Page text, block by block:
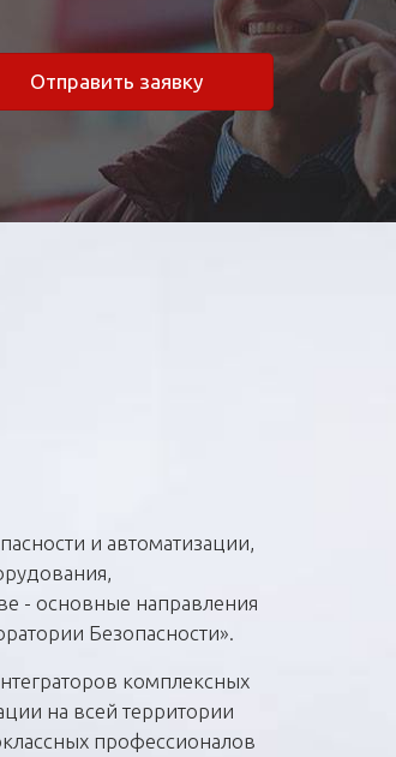
и автоматизации,
- основные направления
Безопасности».
комплексных
на всей территории
профессионалов